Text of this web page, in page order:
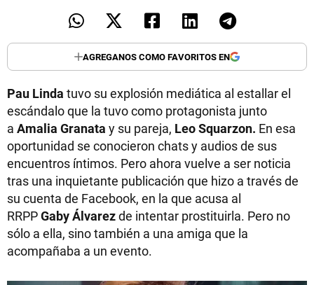
AGREGANOS COMO FAVORITOS EN
Pau Linda tuvo su explosión mediática al estallar el
escándalo que la tuvo como protagonista junto
a Amalia Granata y su pareja, Leo Squarzon. En esa
oportunidad se conocieron chats y audios de sus
encuentros íntimos. Pero ahora vuelve a ser noticia
tras una inquietante publicación que hizo a través de
su cuenta de Facebook, en la que acusa al
RRPPGaby Álvarezde intentar prostituirla. Pero no
sólo a ella, sino también a una amiga que la
acompañaba a un evento.